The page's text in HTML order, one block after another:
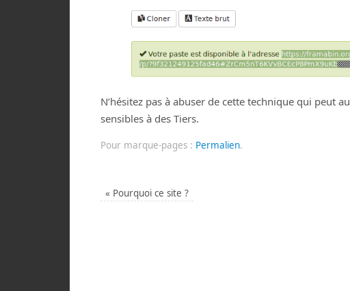
N’hésitez pas à abuser de cette technique qui peut
sensibles à des Tiers.
Pour marque-pages : Permalien.
« Pourquoi ce site ?